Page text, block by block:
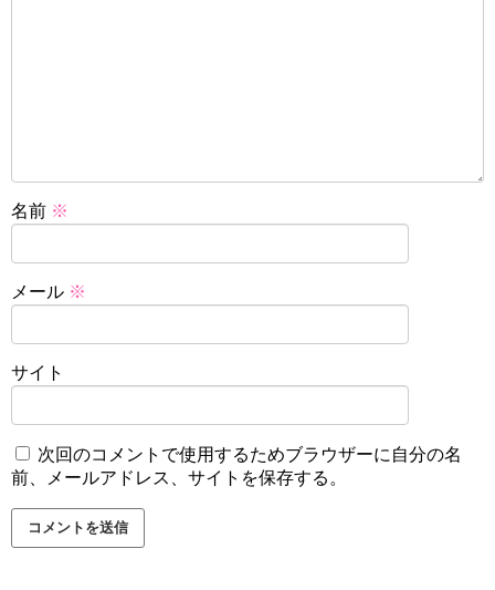
名前 ※
メール ※
サイト
次回のコメントで使用するためブラウザーに自分の名
前、メールアドレス、サイトを保存する。